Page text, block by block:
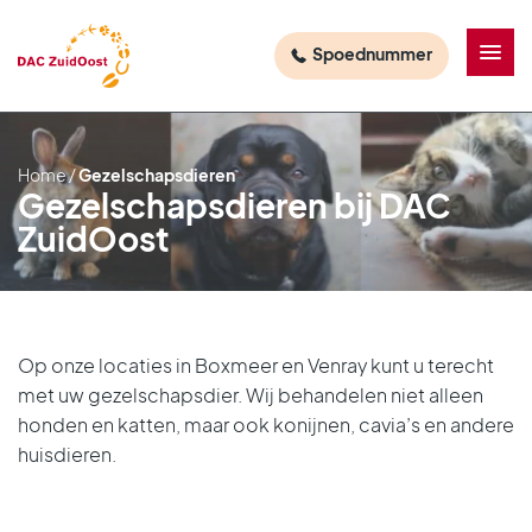
Spoednummer
Varkens
Varkens
Nieuws varken
Nieuwsbrieven varken
Herkauwers
Herkauwers
Vleesvee
Vleeskalveren
Paarden
Paarden
Veulens
Team paarden
Pluimvee
Pluimvee
Legkippen
Moederdieren
Hobbyvee en overig
Hobbyvee – kleine herkauwers
Hobbypluimvee
Kinderboerderijen en zorginstellingen
Home/Gezelschapsdieren
Gezelschapsdieren bij DAC
ZuidOost
Op onze locaties in Boxmeer en Venray kunt u terecht
met uw gezelschapsdier. Wij behandelen niet alleen
honden en katten, maar ook konijnen, cavia’s en andere
huisdieren.